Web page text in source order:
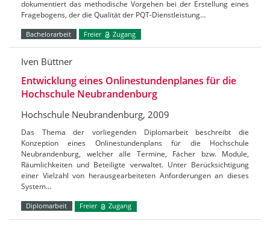
dokumentiert das methodische Vorgehen bei der Erstellung eines
Fragebogens, der die Qualität der PQT-Dienstleistung…
Bachelorarbeit Freier Zugang
Iven Büttner
Entwicklung eines Onlinestundenplanes für die
Hochschule Neubrandenburg
Hochschule Neubrandenburg, 2009
Das Thema der vorliegenden Diplomarbeit beschreibt die
Konzeption eines Onlinestundenplans für die Hochschule
Neubrandenburg, welcher alle Termine, Fächer bzw. Module,
Räumlichkeiten und Beteiligte verwaltet. Unter Berücksichtigung
einer Vielzahl von herausgearbeiteten Anforderungen an dieses
System…
Diplomarbeit Freier Zugang